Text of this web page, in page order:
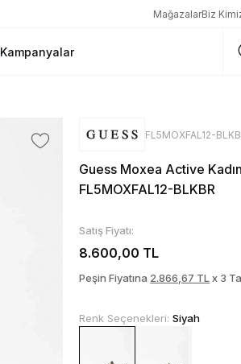
MağazalarBiz
Kampanyalar
FL5MOXFAL12-
Guess Moxea Active
FL5MOXFAL12-BLKBR
Satış Fiyatı:
8.600,00 TL
Peşin Fiyatına 2.866,67 TL x 3
Renk Seçenekleri:Siyah